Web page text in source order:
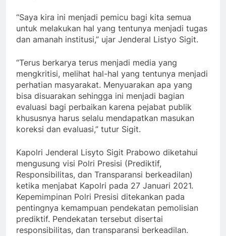
“Saya kira ini menjadi pemicu bagi kita semua
untuk melakukan hal yang tentunya menjadi tugas
dan amanah institusi,” ujar Jenderal Listyo Sigit.
“Terus berkarya terus menjadi media yang
mengkritisi, melihat hal-hal yang tentunya menjadi
perhatian masyarakat. Menyuarakan apa yang
bisa disuarakan sehingga ini menjadi bagian
evaluasi bagi perbaikan karena pejabat publik
khususnya harus selalu mendapatkan masukan
koreksi dan evaluasi,” tutur Sigit.
Kapolri Jenderal Lisyto Sigit Prabowo diketahui
mengusung visi Polri Presisi (Prediktif,
Responsibilitas, dan Transparansi berkeadilan)
ketika menjabat Kapolri pada 27 Januari 2021.
Kepemimpinan Polri Presisi ditekankan pada
pentingnya kemampuan pendekatan pemolisian
prediktif. Pendekatan tersebut disertai
responsibilitas, dan transparansi berkeadilan.